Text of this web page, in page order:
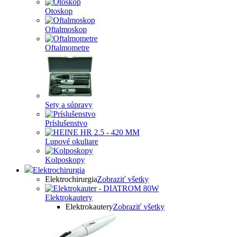
Otoskop
Oftalmoskop
Oftalmometre
Sety a súpravy
Príslušenstvo
Lupové okuliare
Kolposkopy
Elektrochirurgia
ElektrochirurgiaZobraziť všetky
Elektrokautery
ElektrokauteryZobraziť všetky